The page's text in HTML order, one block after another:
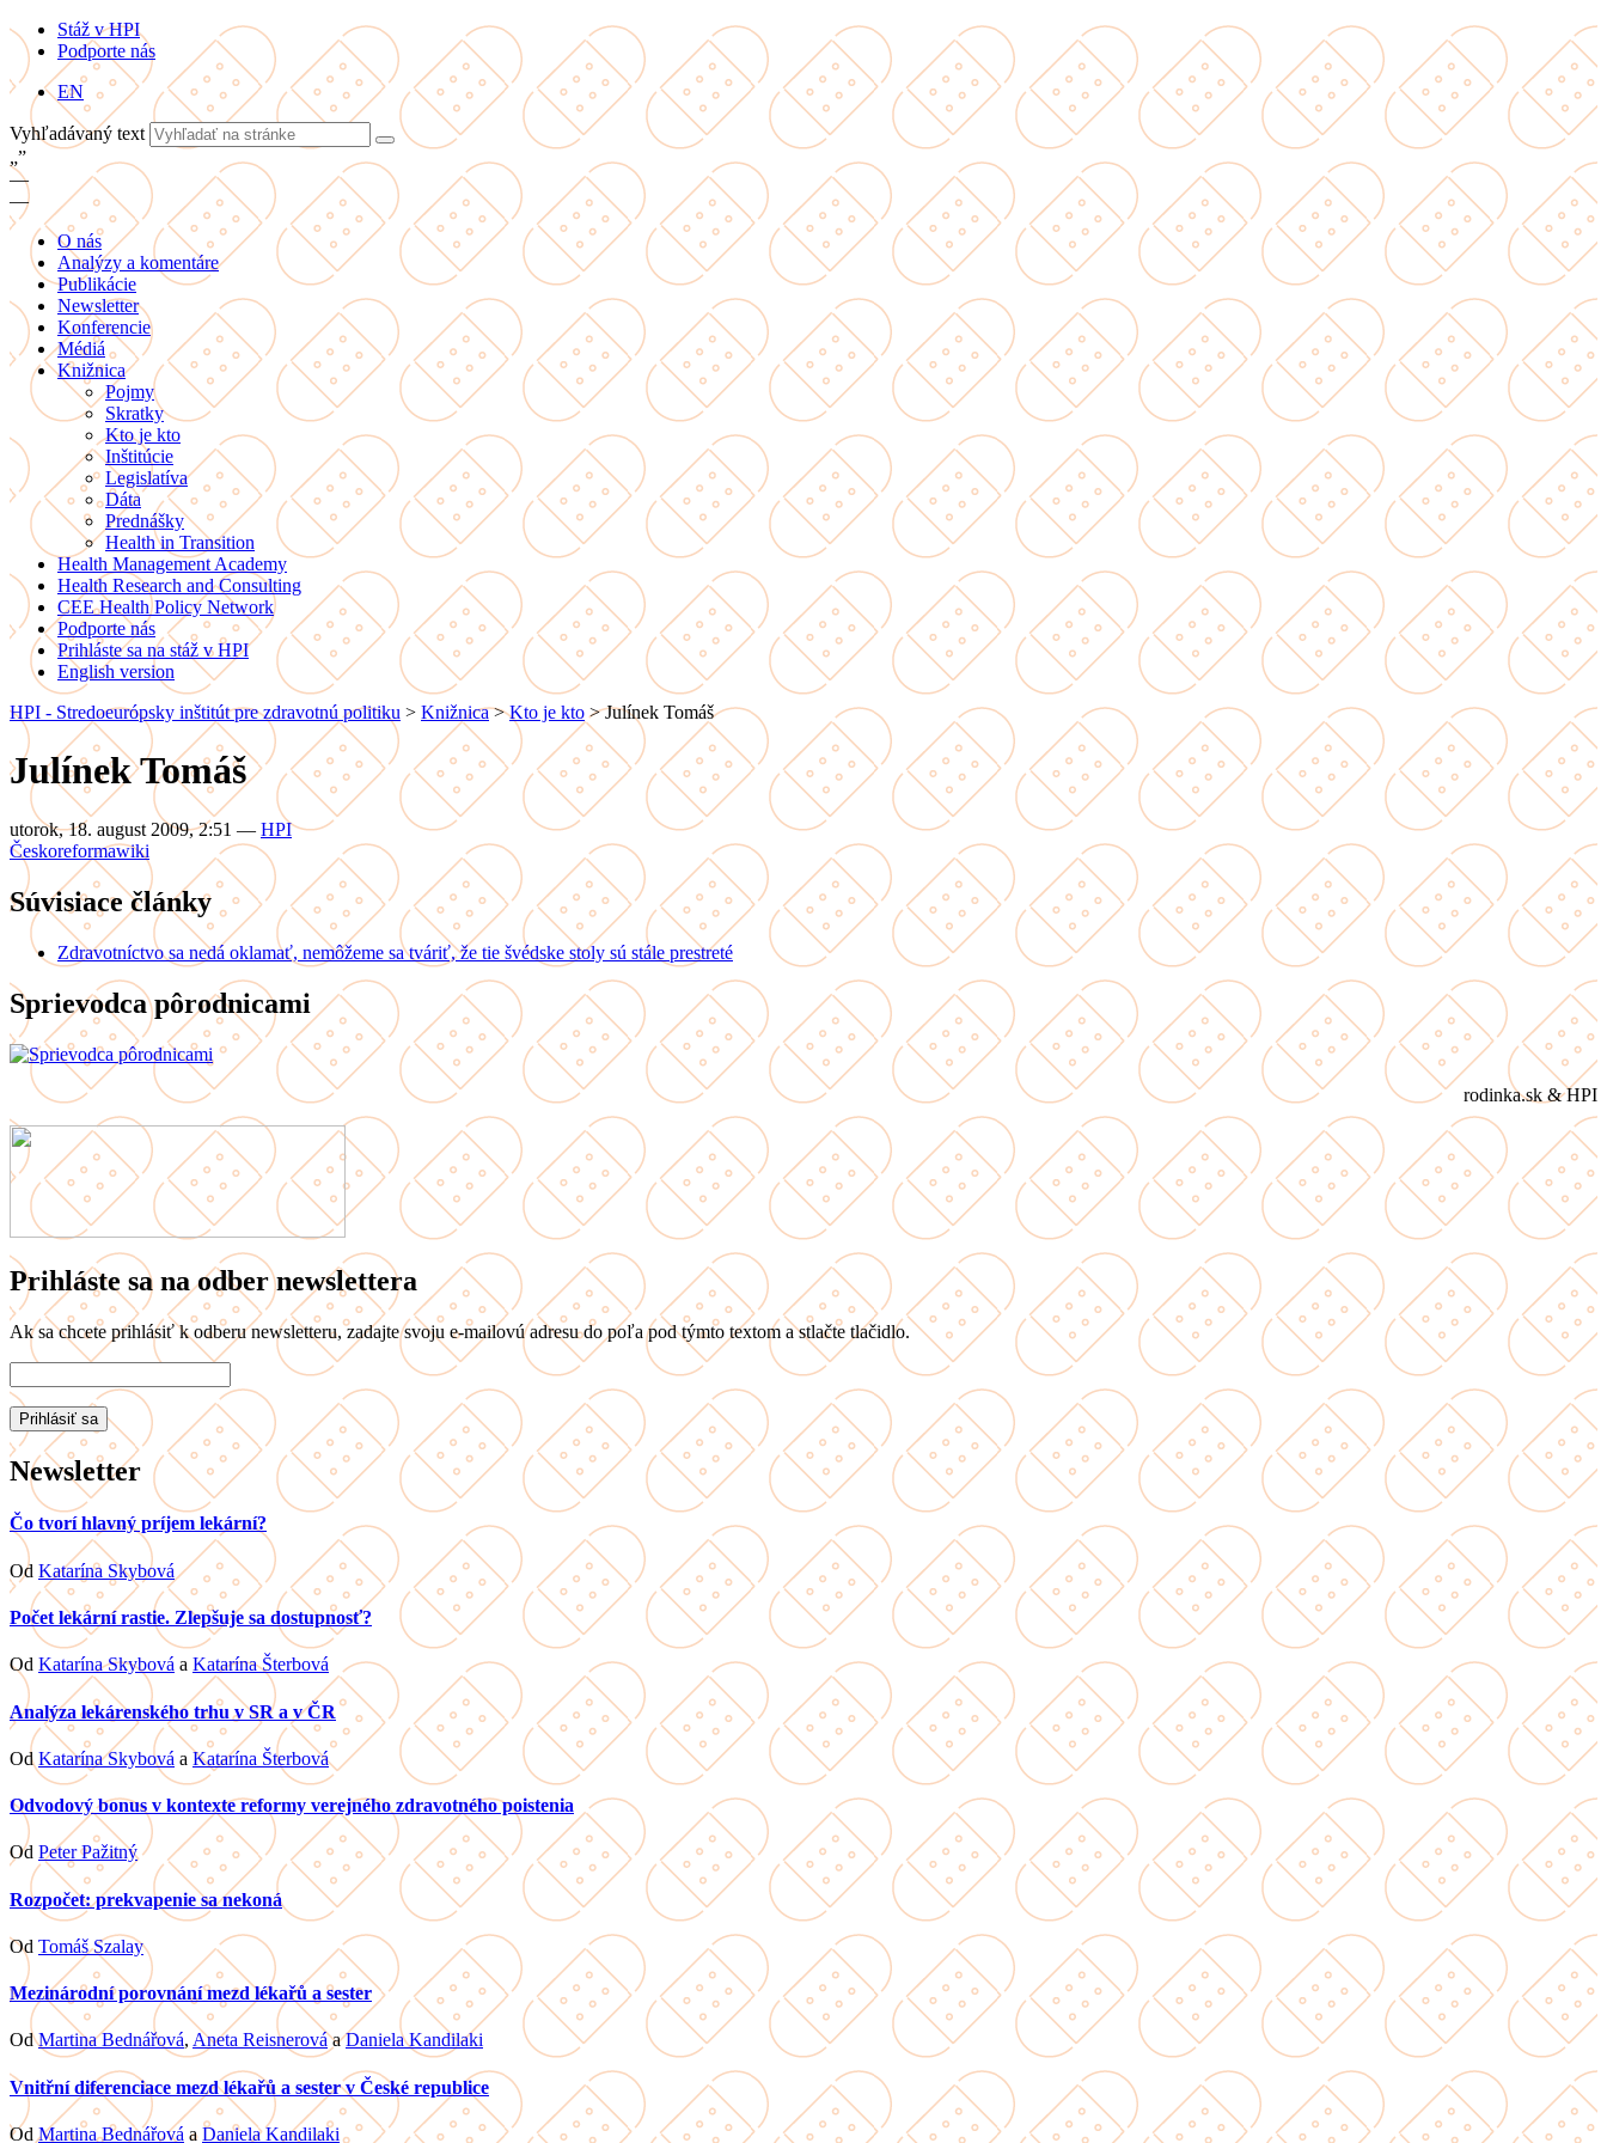
Stáž v HPI
Podporte nás
EN
Vyhľadávaný text
„”
—
—
O nás
Analýzy a komentáre
Publikácie
Newsletter
Konferencie
Médiá
Knižnica
Pojmy
Skratky
Kto je kto
Inštitúcie
Legislatíva
Dáta
Prednášky
Health in Transition
Health Management Academy
Health Research and Consulting
CEE Health Policy Network
Podporte nás
Prihláste sa na stáž v HPI
English version
HPI - Stredoeurópsky inštitút pre zdravotnú politiku > Knižnica>Kto je kto>Julínek Tomáš
Julínek Tomáš
utorok, 18. august 2009, 2:51 — HPI
Českoreformawiki
Súvisiace články
Zdravotníctvo sa nedá oklamať, nemôžeme sa tváriť, že tie švédske stoly sú stále prestreté
Sprievodca pôrodnicami
rodinka.sk & HPI
Prihláste sa na odber newslettera
Ak sa chcete prihlásiť k odberu newsletteru, zadajte svoju e-mailovú adresu do poľa pod týmto textom a stlačte tlačidlo.
Newsletter
Čo tvorí hlavný príjem lekární?
Od Katarína Skybová
Počet lekární rastie. Zlepšuje sa dostupnosť?
Od Katarína Skybová a Katarína Šterbová
Analýza lekárenského trhu v SR a v ČR
OdKatarína Skybová a Katarína Šterbová
Odvodový bonus v kontexte reformy verejného zdravotného poistenia
Od Peter Pažitný
Rozpočet: prekvapenie sa nekoná
Od Tomáš Szalay
Mezinárodní porovnání mezd lékařů a sester
OdMartina Bednářová, Aneta ReisnerováaDaniela Kandilaki
Vnitřní diferenciace mezd lékařů a sester v České republice
OdMartina Bednářová aDaniela Kandilaki